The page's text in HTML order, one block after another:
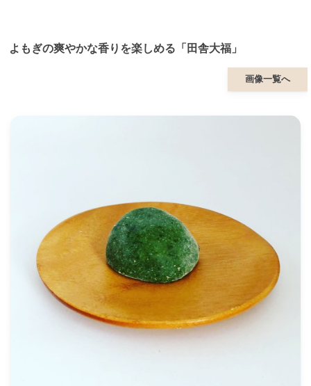
よもぎの爽やかな香りを楽しめる「田舎大福」
画像一覧へ